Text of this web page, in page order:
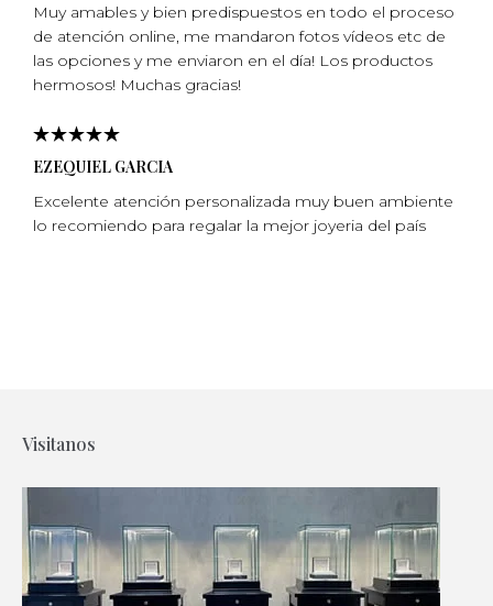
Muy amables y bien predispuestos en todo el proceso
de atención online, me mandaron fotos vídeos etc de
las opciones y me enviaron en el día! Los productos
hermosos! Muchas gracias!
EZEQUIEL GARCIA
Excelente atención personalizada muy buen ambiente
lo recomiendo para regalar la mejor joyeria del país
Visitanos